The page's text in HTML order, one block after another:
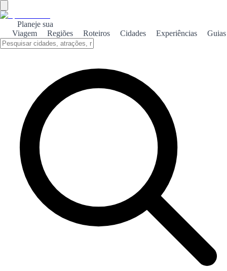
Planeje sua
Viagem
Regiões Roteiros Cidades Experiências Guias
←Voltar aos rankings
Top 100 igrejas
Baseado nos votos dos visitantes. Vote e ajude outros a descobrir o
Basílica de Santa María de la Asunción
Igreja de San Jaime e Santa Ana